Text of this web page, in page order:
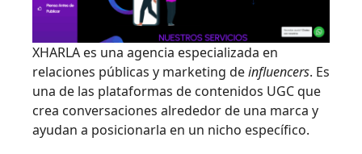
XHARLA es una agencia especializada en
relaciones públicas y marketing deinfluencers. Es
una de las plataformas de contenidos UGC que
crea conversaciones alrededor de una marca y
ayudan a posicionarla en un nicho específico.